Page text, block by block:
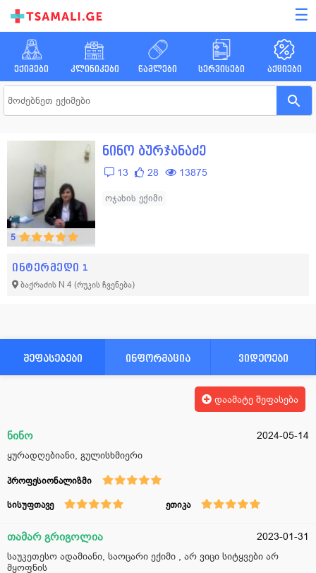
☰
ექიმები კლინიკები წამლები სერვისები აქციები
5
ნინო ბურჯანაძე
13 28 13875
ოჯახის ექიმი
ინტერმედი 1
ბაქრაძის N 4 (რუკის ჩვენება)
შეფასებები ინფორმაცია ვიდეოები
დაამატე შეფასება
ნინო
2024-05-14
ყურადღებიანი, გულისხმიერი
პროფესიონალიზმი
სისუფთავე ეთიკა
თამარ გრიგოლია
2023-01-31
საუკეთესო ადამიანი, საოცარი ექიმი , არ ვიცი სიტყვები არ
მყოფნის